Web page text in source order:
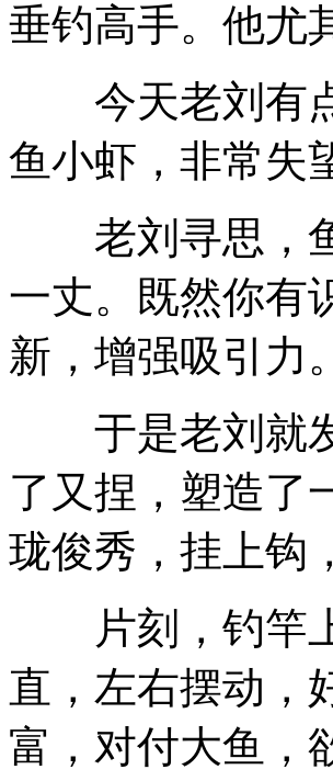
垂钓高手。他尤
今天老刘有点
鱼小虾，非常失
老刘寻思，鱼
一丈。既然你有
新，增强吸引力。
于是老刘就发
了又捏，塑造了
珑俊秀，挂上钩
片刻，钓竿上
直，左右摆动，
富，对付大鱼，